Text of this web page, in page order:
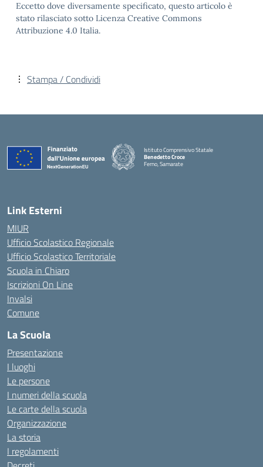
Eccetto dove diversamente specificato, questo articolo è
stato rilasciato sotto Licenza Creative Commons
Attribuzione 4.0 Italia.
Stampa / Condividi
Istituto Comprensivo Statale
Benedetto Croce
Ferno, Samarate
Link Esterni
MIUR
Ufficio Scolastico Regionale
Ufficio Scolastico Territoriale
Scuola in Chiaro
Iscrizioni On Line
Invalsi
Comune
La Scuola
Presentazione
I luoghi
Le persone
I numeri della scuola
Le carte della scuola
Organizzazione
La storia
I regolamenti